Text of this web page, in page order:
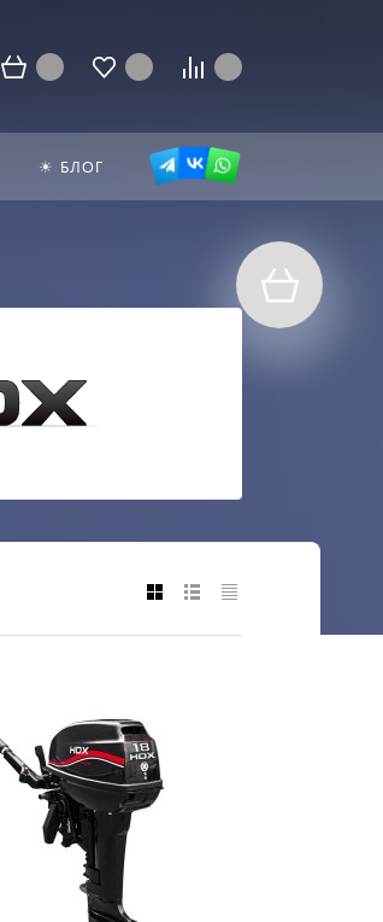
☀ БЛОГ